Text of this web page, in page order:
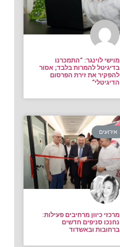
מוישי לוינגר: “התמכרנו
בדיגיטל להמרות בלבד; אסור
להפקיר את זירת הפרסום
הדיגיטלי”
אירועים
מרכזי כיוון מרחיבים פעילות:
נחנכו סניפים חדשים
ברחובות ובאשדוד